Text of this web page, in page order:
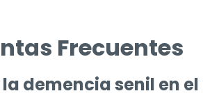
Frecuentes
la demencia senil en